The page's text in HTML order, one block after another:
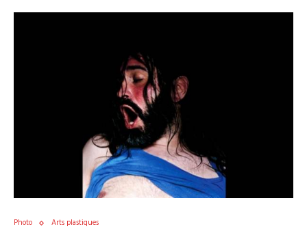
Photo Arts plastiques